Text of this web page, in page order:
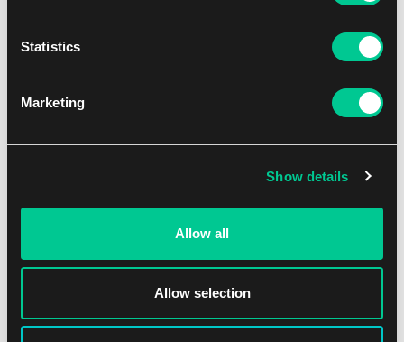
Statistics
Marketing
Show details
Allow all
Allow selection
Pokud jste fajnšmekři, můžete si pořídit i vlastní tašku s